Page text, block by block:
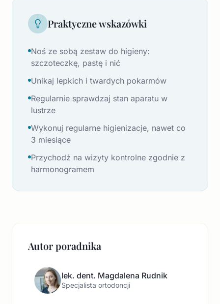
Praktyczne wskazówki
Noś ze sobą zestaw do higieny:
szczoteczkę, pastę i nić
Unikaj lepkich i twardych pokarmów
Regularnie sprawdzaj stan aparatu w
lustrze
Wykonuj regularne higienizacje, nawet co
3 miesiące
Przychodź na wizyty kontrolne zgodnie z
harmonogramem
Autor poradnika
lek. dent. Magdalena Rudnik
Specjalista ortodoncji